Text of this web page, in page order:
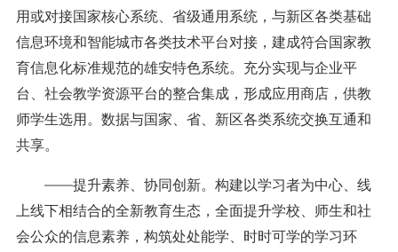
用或对接国家核心系统、省级通用系统，与新区各类基础
信息环境和智能城市各类技术平台对接，建成符合国家教
育信息化标准规范的雄安特色系统。充分实现与企业平
台、社会教学资源平台的整合集成，形成应用商店，供教
师学生选用。数据与国家、省、新区各类系统交换互通和
共享。
——提升素养、协同创新。构建以学习者为中心、线
上线下相结合的全新教育生态，全面提升学校、师生和社
会公众的信息素养，构筑处处能学、时时可学的学习环